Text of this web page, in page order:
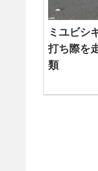
ミユビシ
打ち際を
類